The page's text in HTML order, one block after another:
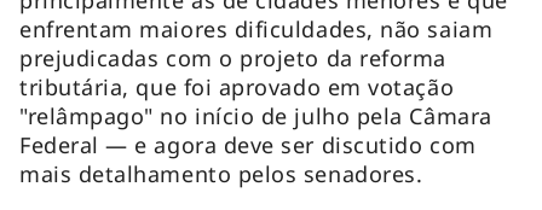
enfrentam maiores dificuldades, não saiam
prejudicadas com o projeto da reforma
tributária, que foi aprovado em votação
"relâmpago" no início de julho pela Câmara
Federal — e agora deve ser discutido com
mais detalhamento pelos senadores.